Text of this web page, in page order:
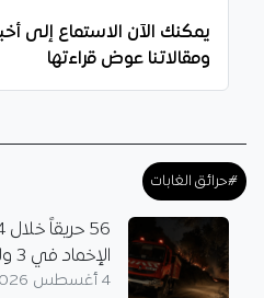
يمكنك الآن الاستماع إلى
ومقالاتنا عوض قراءتها
#حرائق الغابات
الإخماد في 3 ولايات
4 أغسطس 2026